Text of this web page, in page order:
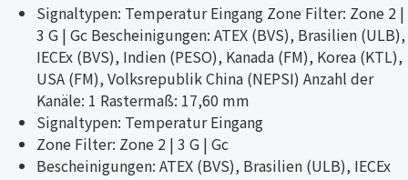
Signaltypen: Temperatur Eingang Zone Filter: Zone 2 |
3 G | Gc Bescheinigungen: ATEX (BVS), Brasilien (ULB),
IECEx (BVS), Indien (PESO), Kanada (FM), Korea (KTL),
USA (FM), Volksrepublik China (NEPSI) Anzahl der
Kanäle: 1 Rastermaß: 17,60 mm
Signaltypen: Temperatur Eingang
Zone Filter: Zone 2 | 3 G | Gc
Bescheinigungen: ATEX (BVS), Brasilien (ULB), IECEx